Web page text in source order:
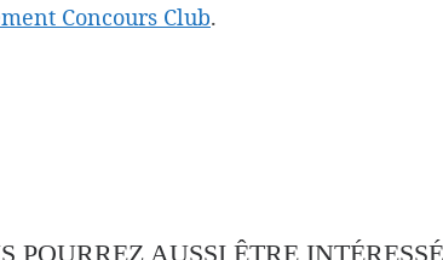
Concours Club.